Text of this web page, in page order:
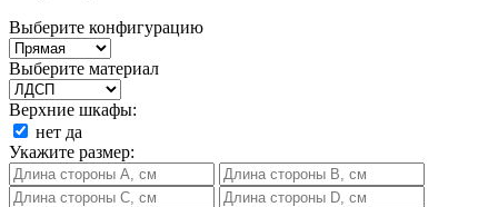
Выберите конфигурацию
Выберите материал
Верхние шкафы:
нет да
Укажите размер: